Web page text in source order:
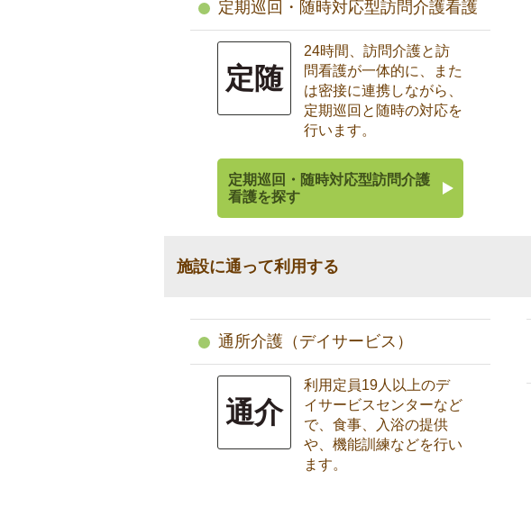
定期巡回・随時対応型訪問介護看護
定随
24時間、訪問介護と訪
問看護が一体的に、また
は密接に連携しながら、
定期巡回と随時の対応を
行います。
定期巡回・随時対応型訪問介護
看護を探す
施設に通って利用する
通所介護（デイサービス）
通介
利用定員19人以上のデ
イサービスセンターなど
で、食事、入浴の提供
や、機能訓練などを行い
ます。